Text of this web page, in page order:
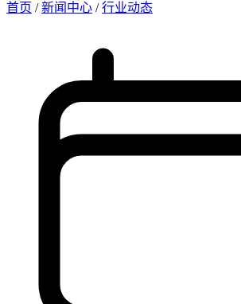
首页 / 新闻中心 / 行业动态